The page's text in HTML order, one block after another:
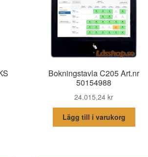
Bokningstavla C205 Art.nr
50154988
24.015,24kr
Lägg till i varukorg